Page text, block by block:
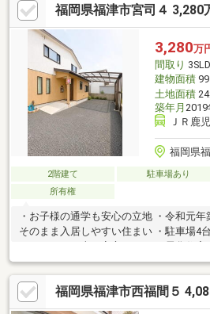
な住宅街にある落ち着いた住環境です○
の通学に便利です
福岡県福津市宮司４ 3,280
3,280万
間取り
建物面積
土地面積
築年月
ＪＲ鹿
福岡県
2階建て 駐車場あり
所有権
・お子様の通学も安心の立地 ・令和元年
そのまま入居しやすい住まい ・駐車場4
家計にも優しい ・省令準耐火構造のた
るメリットあり・食器洗い乾燥機付きで
ッキングヒーター採用でお子様がいるご
広々LDKで家族団らんを楽しめる空間 ・
福岡県福津市西福間５